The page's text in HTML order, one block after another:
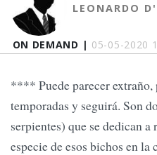
ON DEMAND | 05-05-2020
LEONARDO
**** Puede parecer extraño,
temporadas y seguirá. Son
serpientes) que se dedican
especie de esos bichos en